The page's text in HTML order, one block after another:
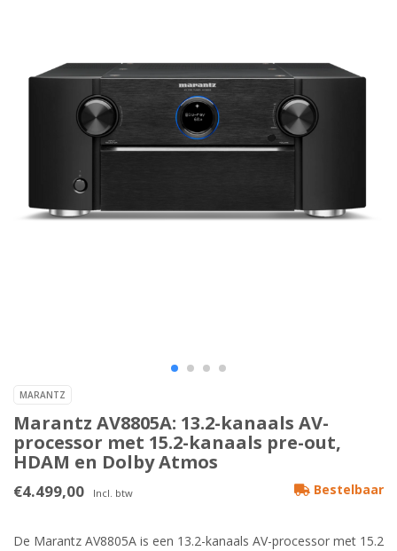
MARANTZ
Marantz AV8805A: 13.2-kanaals AV-
processor met 15.2-kanaals pre-out,
HDAM en Dolby Atmos
€4.499,00 Incl. btw Bestelbaar
De Marantz AV8805A is een 13.2-kanaals AV-processor met 15.2